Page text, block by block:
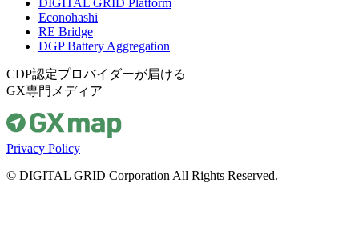
Econohashi
RE Bridge
DGP Battery Aggregation
CDP認定プロバイダーが届ける
GX専門メディア
Privacy Policy
© DIGITAL GRID Corporation All Rights Reserved.